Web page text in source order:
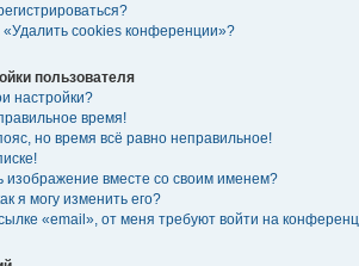
cookies конференции»?
пользователя
настройки?
время!
но время всё равно неправильное!
изображение вместе со своим именем?
я могу изменить его?
«email», от меня требуют войти на